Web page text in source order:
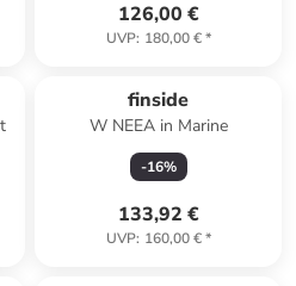
126,00 €
UVP: 180,00 €*
finside
W NEEA in Marine
-16%
133,92 €
UVP: 160,00 €*